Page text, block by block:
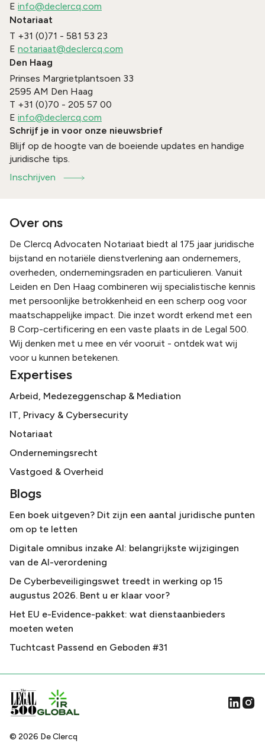
E info@declercq.com
Notariaat
T +31 (0)71 - 581 53 23
E notariaat@declercq.com
Den Haag
Prinses Margrietplantsoen 33
2595 AM Den Haag
T +31 (0)70 - 205 57 00
E info@declercq.com
Schrijf je in voor onze nieuwsbrief
Blijf op de hoogte van de boeiende updates en handige
juridische tips.
Inschrijven
Over ons
De Clercq Advocaten Notariaat biedt al 175 jaar juridische
bijstand en notariële dienstverlening aan ondernemers,
overheden, ondernemingsraden en particulieren. Vanuit
Leiden en Den Haag combineren wij specialistische kennis
met persoonlijke betrokkenheid en een scherp oog voor
maatschappelijke impact. Die inzet wordt erkend met een
B Corp-certificering en een vaste plaats in de Legal 500.
Wij denken met u mee en vér vooruit - ontdek wat wij
voor u kunnen betekenen.
Expertises
Arbeid, Medezeggenschap & Mediation
IT, Privacy & Cybersecurity
Notariaat
Ondernemingsrecht
Vastgoed & Overheid
Blogs
Een boek uitgeven? Dit zijn een aantal juridische punten
om op te letten
Digitale omnibus inzake AI: belangrijkste wijzigingen
van de AI-verordening
De Cyberbeveiligingswet treedt in werking op 15
augustus 2026. Bent u er klaar voor?
Het EU e-Evidence-pakket: wat dienstaanbieders
moeten weten
Tuchtcast Passend en Geboden #31
© 2026 De Clercq